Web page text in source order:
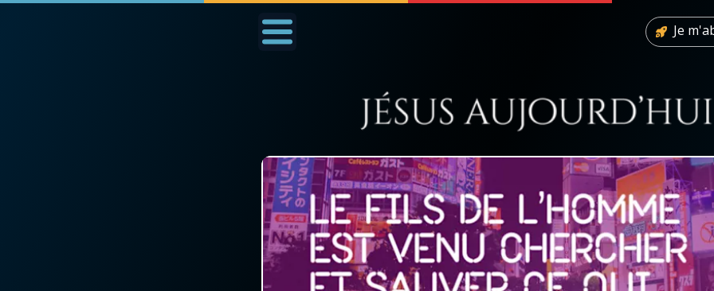
Nous soutenir À propos Facebook Infos légales
Prier au quotidien
Avec Thérèse de Lisieux
L'Évangile chaque jour
◼︎À la une
1000 Raisons de Croire
Chapelet pour le monde
Je